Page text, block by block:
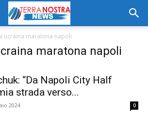
ucraina maratona napoli
maratona napoli
“Da Napoli City Half
strada verso...
2024 0